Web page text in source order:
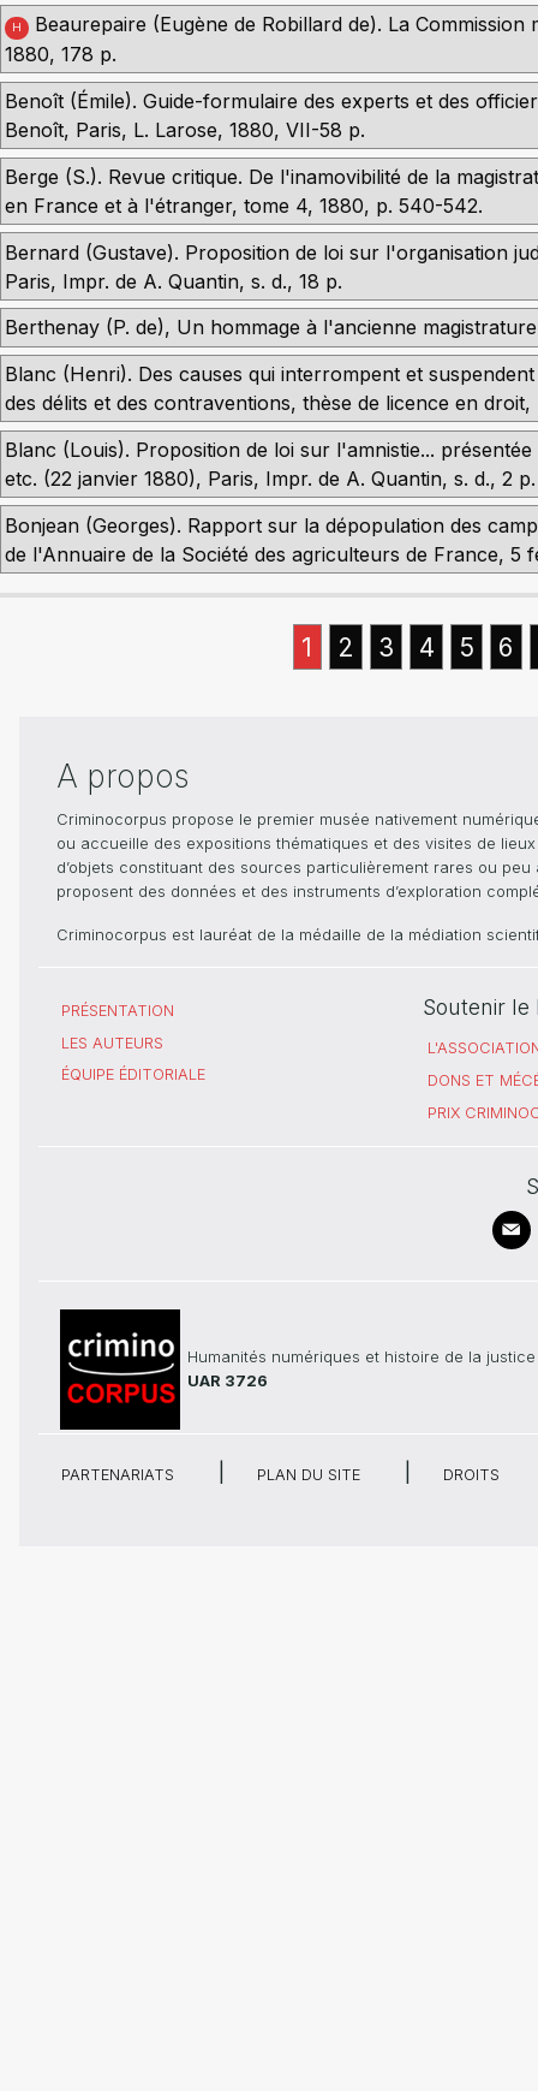
H
Beaurepaire (Eugène de Robillard de). La
1880, 178 p.
Benoît (Émile). Guide-formulaire des experts et des
Benoît, Paris, L. Larose, 1880, VII-58 p.
Berge (S.). Revue critique. De l'inamovibilité de la
en France et à l'étranger, tome 4, 1880, p. 540-542.
Bernard (Gustave). Proposition de loi sur l'organisation
Paris, Impr. de A. Quantin, s. d., 18 p.
Berthenay (P. de), Un hommage à l'ancienne
Blanc (Henri). Des causes qui interrompent et
des délits et des contraventions, thèse de licence en
Blanc (Louis). Proposition de loi sur l'amnistie...
etc. (22 janvier 1880), Paris, Impr. de A. Quantin, s. d., 2 p.
Bonjean (Georges). Rapport sur la dépopulation des
de l'Annuaire de la Société des agriculteurs de France, 5
1 2 3 4 5 6
A propos
Criminocorpus propose le premier musée nativement
ou accueille des expositions thématiques et des visites de
d’objets constituant des sources particulièrement rares ou
proposent des données et des instruments d’exploration
Criminocorpus est lauréat de la médaille de la médiation
PRÉSENTATION
LES AUTEURS
ÉQUIPE ÉDITORIALE
Soutenir le
DONS ET
PRIX
Humanités numériques et histoire de la justice
UAR 3726
PARTENARIATS PLAN DU SITE DROITS